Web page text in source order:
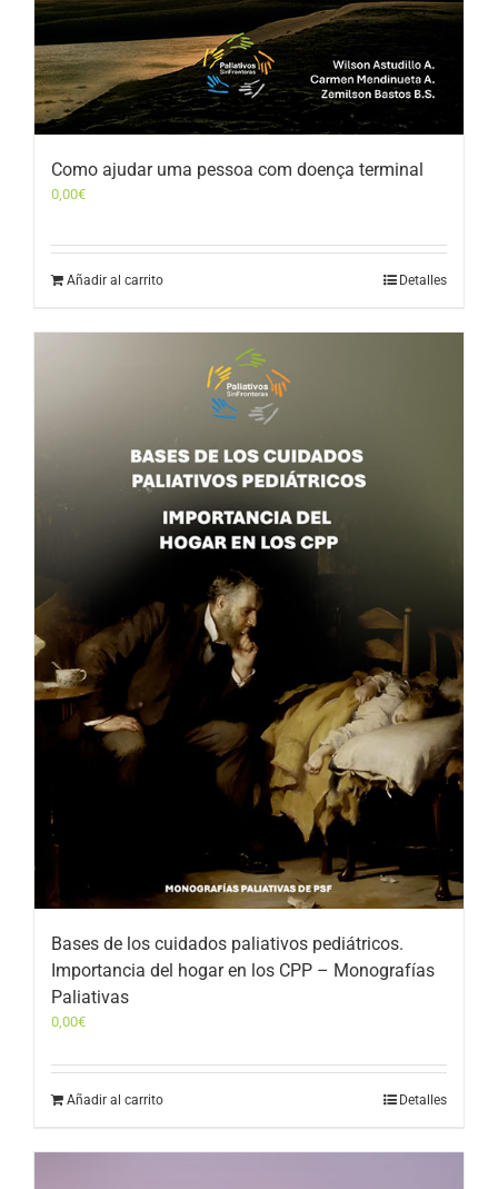
Como ajudar uma pessoa com doença terminal
0,00€
Añadir al carrito Detalles
Bases de los cuidados paliativos pediátricos.
Importancia del hogar en los CPP – Monografías
Paliativas
0,00€
Añadir al carrito Detalles